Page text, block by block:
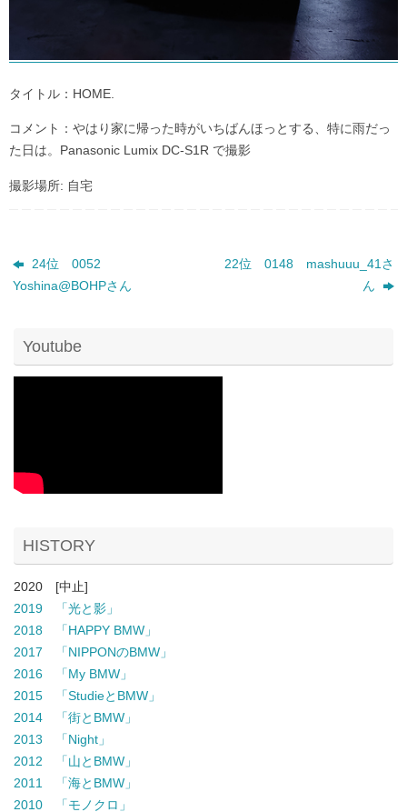
タイトル：HOME.
コメント：やはり家に帰った時がいちばんほっとする、特に雨だっ
た日は。Panasonic Lumix DC-S1R で撮影
撮影場所: 自宅
24位 0052
Yoshina@BOHPさん
22位 0148 mashuuu_41さ
ん
Youtube
HISTORY
2020 [中止]
2019 「光と影」
2018 「HAPPY BMW」
2017 「NIPPONのBMW」
2016 「My BMW」
2015 「StudieとBMW」
2014 「街とBMW」
2013 「Night」
2012 「山とBMW」
2011 「海とBMW」
2010 「モノクロ」